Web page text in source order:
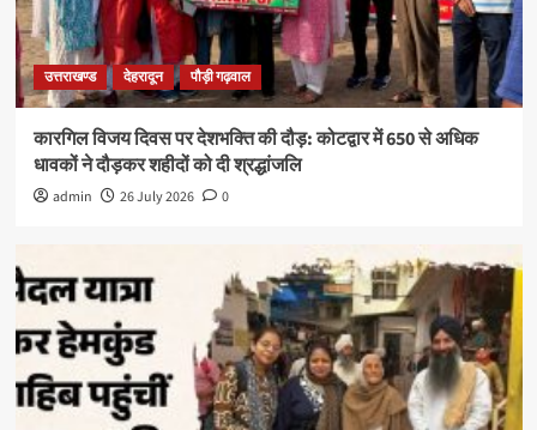
उत्तराखण्ड देहरादून पौड़ी गढ़वाल
कारगिल विजय दिवस पर देशभक्ति की दौड़: कोटद्वार में 650 से अधिक
धावकों ने दौड़कर शहीदों को दी श्रद्धांजलि
admin 26 July 2026 0